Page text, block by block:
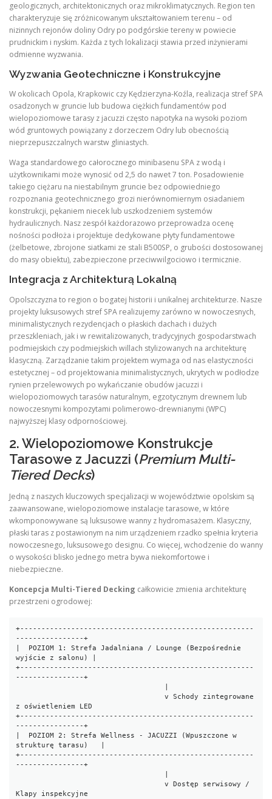
geologicznych, architektonicznych oraz mikroklimatycznych. Region ten
charakteryzuje się zróżnicowanym ukształtowaniem terenu – od
nizinnych rejonów doliny Odry po podgórskie tereny w powiecie
prudnickim i nyskim. Każda z tych lokalizacji stawia przed inżynierami
odmienne wyzwania.
Wyzwania Geotechniczne i Konstrukcyjne
W okolicach Opola, Krapkowic czy Kędzierzyna-Koźla, realizacja stref SPA
osadzonych w gruncie lub budowa ciężkich fundamentów pod
wielopoziomowe tarasy z jacuzzi często napotyka na wysoki poziom
wód gruntowych powiązany z dorzeczem Odry lub obecnością
nieprzepuszczalnych warstw gliniastych.
Waga standardowego całorocznego minibasenu SPA z wodą i
użytkownikami może wynosić od 2,5 do nawet 7 ton. Posadowienie
takiego ciężaru na niestabilnym gruncie bez odpowiedniego
rozpoznania geotechnicznego grozi nierównomiernym osiadaniem
konstrukcji, pękaniem niecek lub uszkodzeniem systemów
hydraulicznych. Nasz zespół każdorazowo przeprowadza ocenę
nośności podłoża i projektuje dedykowane płyty fundamentowe
(żelbetowe, zbrojone siatkami ze stali B500SP, o grubości dostosowanej
do masy obiektu), zabezpieczone przeciwwilgociowo i termicznie.
Integracja z Architekturą Lokalną
Opolszczyzna to region o bogatej historii i unikalnej architekturze. Nasze
projekty luksusowych stref SPA realizujemy zarówno w nowoczesnych,
minimalistycznych rezydencjach o płaskich dachach i dużych
przeszkleniach, jak i w rewitalizowanych, tradycyjnych gospodarstwach
podmiejskich czy podmiejskich willach stylizowanych na architekturę
klasyczną. Zarządzanie takim projektem wymaga od nas elastyczności
estetycznej – od projektowania minimalistycznych, ukrytych w podłodze
rynien przelewowych po wykańczanie obudów jacuzzi i
wielopoziomowych tarasów naturalnym, egzotycznym drewnem lub
nowoczesnymi kompozytami polimerowo-drewnianymi (WPC)
najwyższej klasy odpornościowej.
2. Wielopoziomowe Konstrukcje
Tarasowe z Jacuzzi (Premium Multi-
Tiered Decks)
Jedną z naszych kluczowych specjalizacji w województwie opolskim są
zaawansowane, wielopoziomowe instalacje tarasowe, w które
wkomponowywane są luksusowe wanny z hydromasażem. Klasyczny,
płaski taras z postawionym na nim urządzeniem rzadko spełnia kryteria
nowoczesnego, luksusowego designu. Co więcej, wchodzenie do wanny
o wysokości blisko jednego metra bywa niekomfortowe i
niebezpieczne.
Koncepcja Multi-Tiered Decking całkowicie zmienia architekturę
przestrzeni ogrodowej:
+-------------------------------------------------------
----------------+
|  POZIOM 1: Strefa Jadalniana / Lounge (Bezpośrednie
wyjście z salonu) |
+-------------------------------------------------------
----------------+
                                   v Schody zintegrowane
z oświetleniem LED
+-------------------------------------------------------
----------------+
|  POZIOM 2: Strefa Wellness - JACUZZI (Wpuszczone w
strukturę tarasu)   |
+-------------------------------------------------------
----------------+
                                   v Dostęp serwisowy /
Klapy inspekcyjne